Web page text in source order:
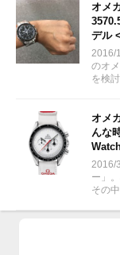
オメ
デル
2016/
のオ
を検
オメ
んな
2016/
ー」
その